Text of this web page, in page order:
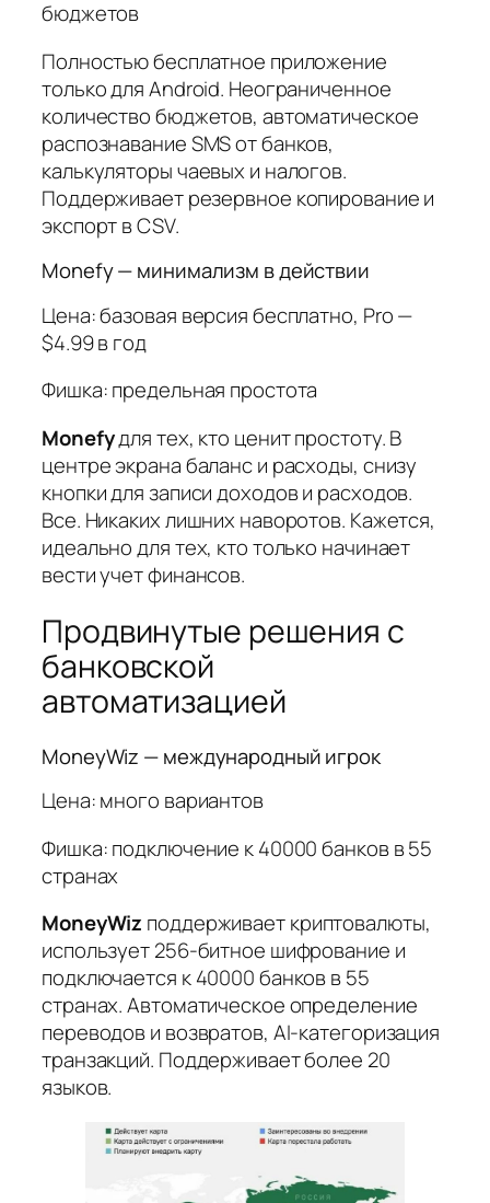
бюджетов
Полностью бесплатное приложение
только для Android. Неограниченное
количество бюджетов, автоматическое
распознавание SMS от банков,
калькуляторы чаевых и налогов.
Поддерживает резервное копирование и
экспорт в CSV.
Monefy — минимализм в действии
Цена: базовая версия бесплатно, Pro —
$4.99 в год
Фишка: предельная простота
Monefyдля тех, кто ценит простоту. В
центре экрана баланс и расходы, снизу
кнопки для записи доходов и расходов.
Все. Никаких лишних наворотов. Кажется,
идеально для тех, кто только начинает
вести учет финансов.
Продвинутые решения с
банковской
автоматизацией
MoneyWiz — международный игрок
Цена: много вариантов
Фишка: подключение к 40000 банков в 55
странах
MoneyWiz поддерживает криптовалюты,
использует 256-битное шифрование и
подключается к 40000 банков в 55
странах. Автоматическое определение
переводов и возвратов, AI-категоризация
транзакций. Поддерживает более 20
языков.